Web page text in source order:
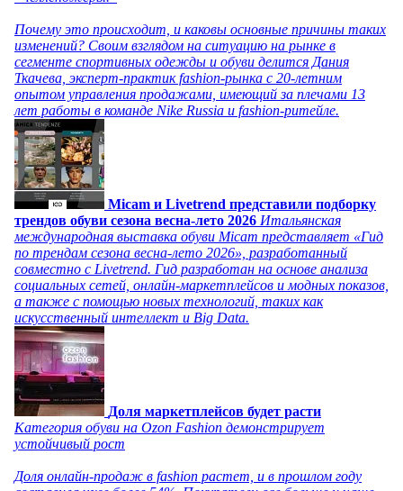
Почему это происходит, и каковы основные причины таких
изменений? Своим взглядом на ситуацию на рынке в
сегменте спортивных одежды и обуви делится Дания
Ткачева, эксперт-практик fashion-рынка с 20-летним
опытом управления продажами, имеющий за плечами 13
лет работы в команде Nike Russia и fashion-ритейле.
Micam и Livetrend представили подборку
трендов обуви сезона весна-лето 2026 Итальянская
международная выставка обуви Micam представляет «Гид
по трендам сезона весна-лето 2026», разработанный
совместно с Livetrend. Гид разработан на основе анализа
социальных сетей, онлайн-маркетплейсов и модных показов,
а также с помощью новых технологий, таких как
искусственный интеллект и Big Data.
Доля маркетплейсов будет расти
Категория обуви на Ozon Fashion демонстрирует
устойчивый рост
Доля онлайн-продаж в fashion растет, и в прошлом году